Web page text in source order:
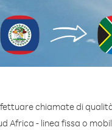
chiamate di
Africa - linea fissa o